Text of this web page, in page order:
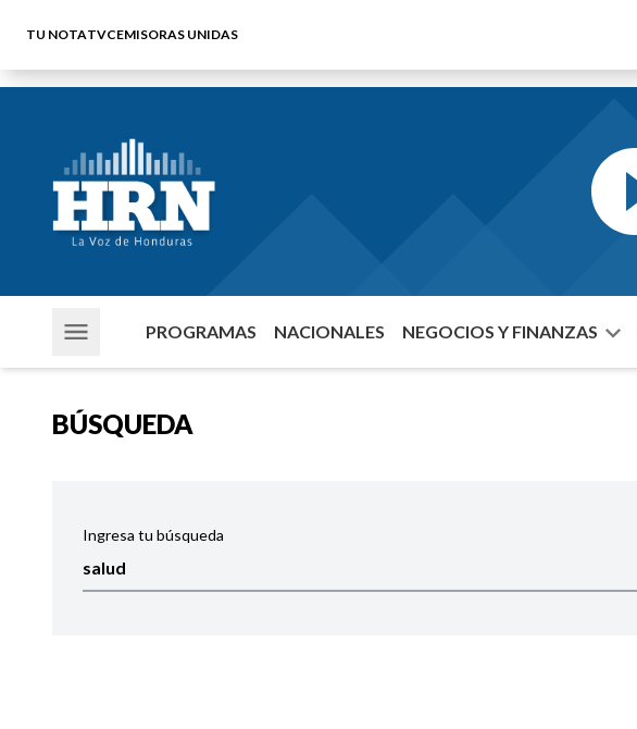
TU NOTATVCEMISORAS UNIDAS
PROGRAMAS NACIONALES NEGOCIOS Y FINANZAS
BÚSQUEDA
Ingresa tu búsqueda